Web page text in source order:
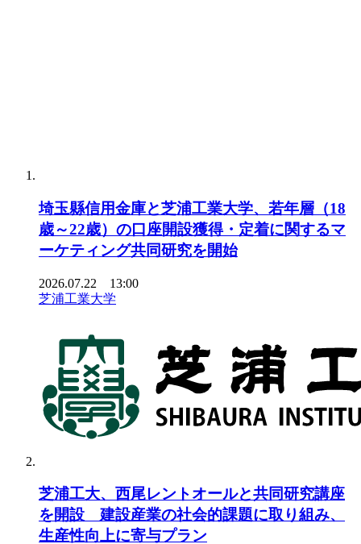
埼玉縣信用金庫と芝浦工業大学、若年層（18
歳～22歳）の口座開設獲得・定着に関するマ
ーケティング共同研究を開始
2026.07.22 13:00
芝浦工業大学
芝浦工大、西尾レントオールと共同研究講座
を開設 建設産業の社会的課題に取り組み、
生産性向上に寄与プラン